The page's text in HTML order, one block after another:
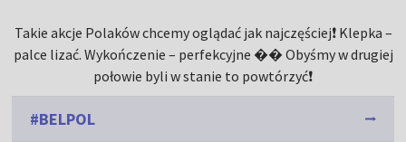
Takie akcje Polaków chcemy oglądać jak najczęściej❗ Klepka –
palce lizać. Wykończenie – perfekcyjne �� Obyśmy w drugiej
połowie byli w stanie to powtórzyć❗
#BELPOL